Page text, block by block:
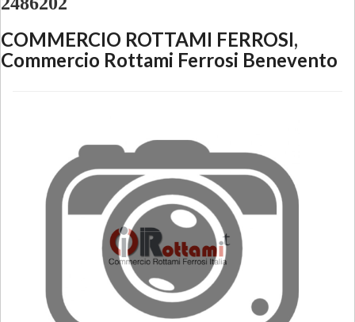
COMMERCIO ROTTAMI FERROSI,
Commercio Rottami Ferrosi Benevento